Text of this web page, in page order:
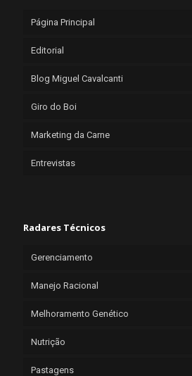
Página Principal
Editorial
Blog Miguel Cavalcanti
Giro do Boi
Marketing da Carne
Entrevistas
Radares Técnicos
Gerenciamento
Manejo Racional
Melhoramento Genético
Nutrição
Pastagens